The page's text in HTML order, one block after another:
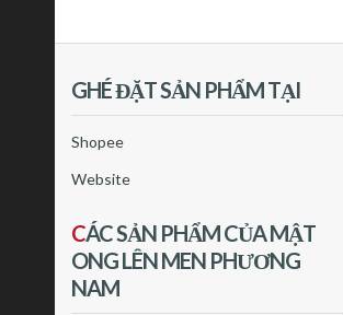
GHÉ ĐẶT SẢN PHẨM TẠI
Shopee
Website
CÁC SẢN PHẨM CỦA MẬT
ONG LÊN MEN PHƯƠNG
NAM